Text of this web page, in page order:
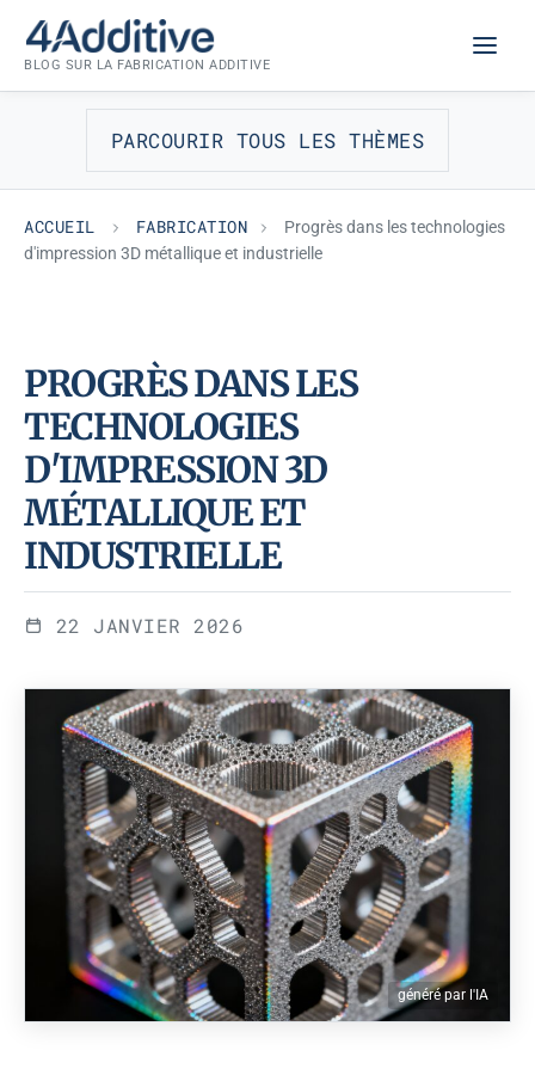
contenu
BLOG SUR LA FABRICATION ADDITIVE
PARCOURIR TOUS LES THÈMES
ACCUEIL FABRICATION
Progrès dans les technologies
d'impression 3D métallique et industrielle
FABRICATION
PROGRÈS DANS LES
TECHNOLOGIES
D'IMPRESSION 3D
MÉTALLIQUE ET
INDUSTRIELLE
22 JANVIER 2026
généré par l'IA